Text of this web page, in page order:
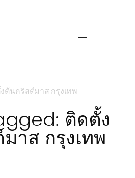
ต้นคริสต์มาส กรุงเทพ
ติดตั้ง
าส กรุงเทพ